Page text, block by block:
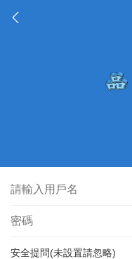
安全提問(未設置請忽略)